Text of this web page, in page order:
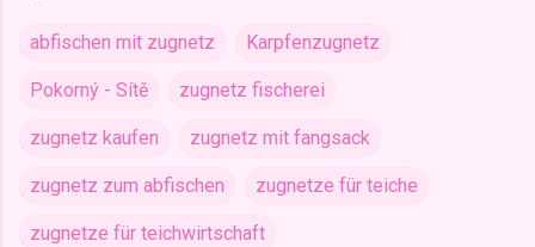
abfischen mit zugnetz Karpfenzugnetz
Pokorný - Sítě zugnetz fischerei
zugnetz kaufen zugnetz mit fangsack
zugnetz zum abfischen zugnetze für teiche
zugnetze für teichwirtschaft